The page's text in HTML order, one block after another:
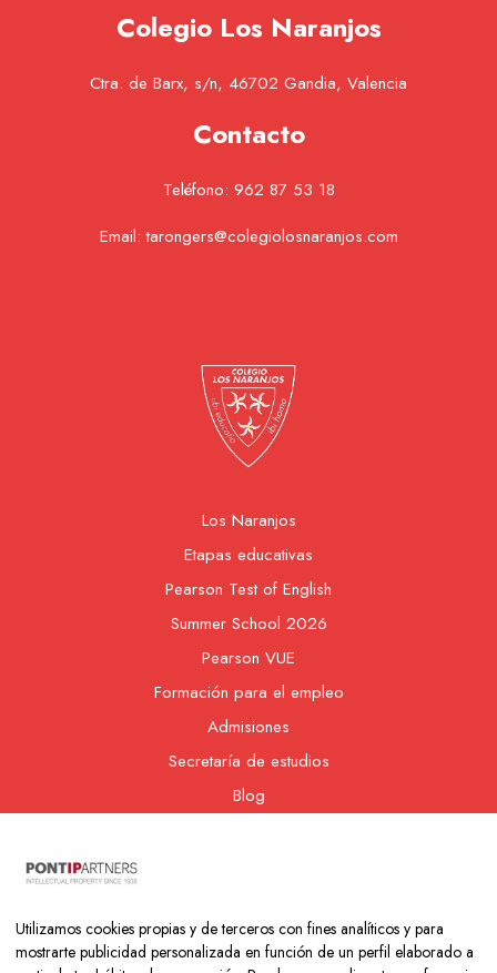
Colegio Los Naranjos
Ctra. de Barx, s/n, 46702 Gandia, Valencia
Contacto
Teléfono: 962 87 53 18
Email:tarongers@colegiolosnaranjos.com
Los Naranjos
Etapas educativas
Pearson Test of English
Summer School 2026
Pearson VUE
Formación para el empleo
Admisiones
Secretaría de estudios
Blog
Utilizamos cookies propias y de terceros con fines analíticos y para
mostrarte publicidad personalizada en función de un perfil elaborado a